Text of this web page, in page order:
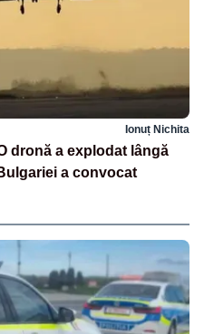
Ionuț Nichita
dronă a explodat lângă
a convocat